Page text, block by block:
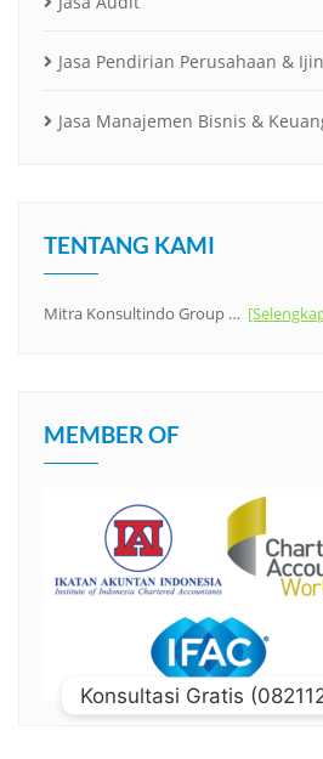
Jasa Pendirian Perusahaan &
Jasa Manajemen Bisnis &
TENTANG KAMI
Mitra Konsultindo Group …
MEMBER OF
Konsultasi Gratis